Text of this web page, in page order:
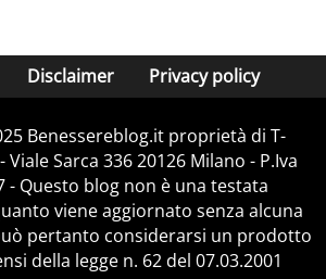
Disclaimer Privacy policy
Benessereblog.it proprietà di T-
Sarca 336 20126 Milano - P.Iva
- Questo blog non è una testata
viene aggiornato senza alcuna
pertanto considerarsi un prodotto
della legge n. 62 del 07.03.2001